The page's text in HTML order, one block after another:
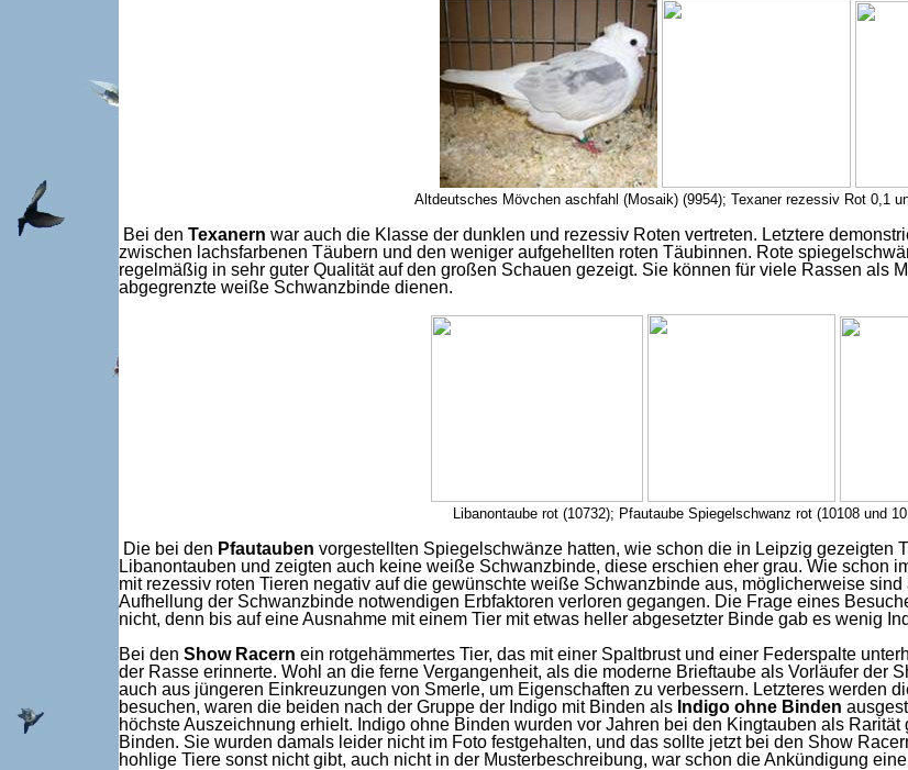
Altdeutsches Mövchen aschfahl (Mosaik) (9954); Texaner rezessiv Rot 0,1
Bei den Texanern war auch die Klasse der dunklen und rezessiv Roten vertreten. Letztere
zwischen lachsfarbenen Täubern und den weniger aufgehellten roten Täubinnen. Rote
regelmäßig in sehr guter Qualität auf den großen Schauen gezeigt. Sie können für viele Rassen als
abgegrenzte weiße Schwanzbinde dienen.
Libanontaube rot (10732); Pfautaube Spiegelschwanz rot (10108 und
Die bei den Pfautauben vorgestellten Spiegelschwänze hatten, wie schon die in Leipzig gezeigten
Libanontauben und zeigten auch keine weiße Schwanzbinde, diese erschien eher grau. Wie schon
mit rezessiv roten Tieren negativ auf die gewünschte weiße Schwanzbinde aus, möglicherweise
Aufhellung der Schwanzbinde notwendigen Erbfaktoren verloren gegangen. Die Frage eines
nicht, denn bis auf eine Ausnahme mit einem Tier mit etwas heller abgesetzter Binde gab es wenig
Bei den Show Racern ein rotgehämmertes Tier, das mit einer Spaltbrust und einer Federspalte
der Rasse erinnerte. Wohl an die ferne Vergangenheit, als die moderne Brieftaube als Vorläufer der
auch aus jüngeren Einkreuzungen von Smerle, um Eigenschaften zu verbessern. Letzteres werden
besuchen, waren die beiden nach der Gruppe der Indigo mit Binden als Indigo ohne Binden
höchste Auszeichnung erhielt. Indigo ohne Binden wurden vor Jahren bei den Kingtauben als
Binden. Sie wurden damals leider nicht im Foto festgehalten, und das sollte jetzt bei den Show
hohlige Tiere sonst nicht gibt, auch nicht in der Musterbeschreibung, war schon die Ankündigung